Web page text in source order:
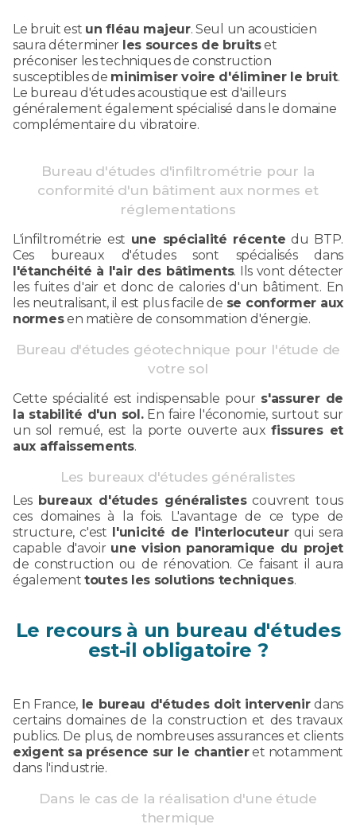
Le bruit est un fléau majeur. Seul un acousticien
saura déterminer les sources de bruitset
préconiser les techniques de construction
susceptibles de minimiser voire d'éliminer le bruit.
Le bureau d'études acoustique est d'ailleurs
généralement également spécialisé dans le domaine
complémentaire du vibratoire.
Bureau d'études d'infiltrométrie pour la
conformité d'un bâtiment aux normes et
réglementations
L'infiltrométrie est une spécialité récente du BTP.
Ces bureaux d'études sont spécialisés dans
l'étanchéité à l'air des bâtiments. Ils vont détecter
les fuites d'air et donc de calories d'un bâtiment. En
les neutralisant, il est plus facile de se conformer aux
normesen matière de consommation d'énergie.
Bureau d'études géotechnique pour l'étude de
votre sol
Cette spécialité est indispensable pour s'assurer de
la stabilité d'un sol.En faire l'économie, surtout sur
un sol remué, est la porte ouverte auxfissures et
aux affaissements.
Les bureaux d'études généralistes
Les bureaux d'études généralistescouvrent tous
ces domaines à la fois. L'avantage de ce type de
structure, c'est l'unicité de l'interlocuteurqui sera
capable d'avoir une vision panoramique du projet
de construction ou de rénovation. Ce faisant il aura
également toutes les solutions techniques.
Le recours à un bureau d'études
est-il obligatoire ?
En France, le bureau d'études doit intervenirdans
certains domaines de la construction et des travaux
publics. De plus, de nombreuses assurances et clients
exigent sa présence sur le chantieret notamment
dans l'industrie.
Dans le cas de la réalisation d'une étude
thermique